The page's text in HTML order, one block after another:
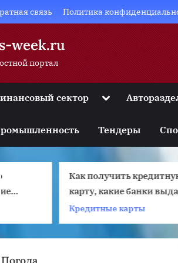
связь Политика
week.ru
портал
сектор Toggle
menu
Toggle
menu
Toggle
sub-
menu
Toggle
sub-
Тендеры
Как получить кредитную
карту, какие банки выдают
кредитные карты
Кредитные карты